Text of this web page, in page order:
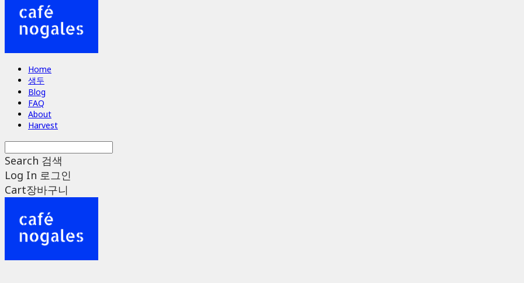
Home
생두
Blog
FAQ
About
Harvest
Search 검색
Log In 로그인
Cart장바구니